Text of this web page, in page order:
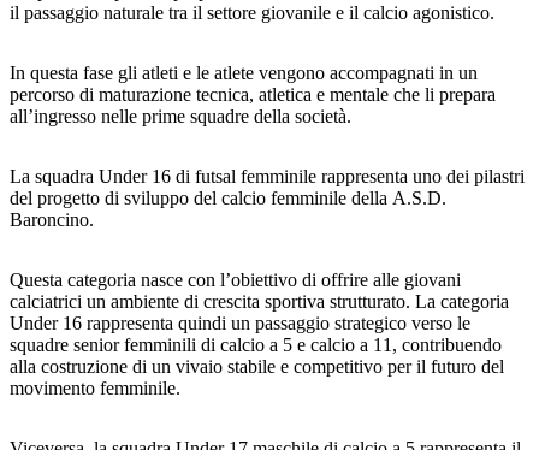
il passaggio naturale tra il settore giovanile e il calcio agonistico.
In questa fase gli atleti e le atlete vengono accompagnati in un
percorso di maturazione tecnica, atletica e mentale che li prepara
all’ingresso nelle prime squadre della società.
La squadra Under 16 di futsal femminile rappresenta uno dei pilastri
del progetto di sviluppo del calcio femminile della A.S.D.
Baroncino.
Questa categoria nasce con l’obiettivo di offrire alle giovani
calciatrici un ambiente di crescita sportiva strutturato. La categoria
Under 16 rappresenta quindi un passaggio strategico verso le
squadre senior femminili di calcio a 5 e calcio a 11, contribuendo
alla costruzione di un vivaio stabile e competitivo per il futuro del
movimento femminile.